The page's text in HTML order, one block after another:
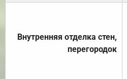
Внутренняя отделка стен,
перегородок